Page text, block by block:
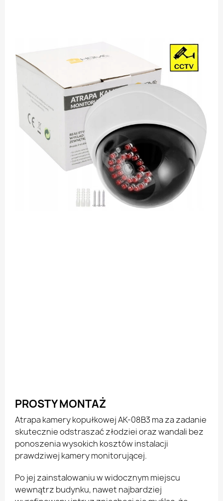
PROSTY MONTAŻ
Atrapa kamery kopułkowej AK-08B3 ma za zadanie
skutecznie odstraszać złodziei oraz wandali bez
ponoszenia wysokich kosztów instalacji
prawdziwej kamery monitorującej.
Po jej zainstalowaniu w widocznym miejscu
wewnątrz budynku, nawet najbardziej